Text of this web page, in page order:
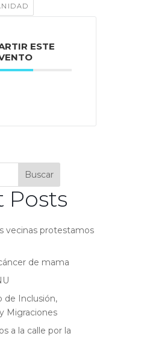
ESTE
Buscar
Posts
vecinas protestamos
de mama
de Inclusión,
Migraciones
a la calle por la